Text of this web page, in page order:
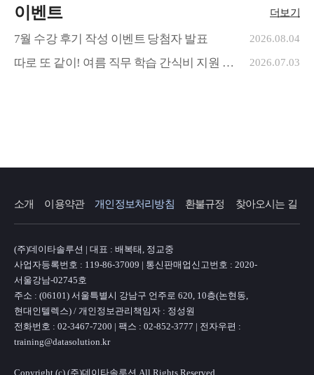
이벤트 더보기
7월 수강 후기 작성 이벤트 당첨자 발표 2026.08.04
따로 또 같이! 여름 직무 학습 간식비 지원 이
2026.07.03
소개 이용약관 개인정보처리방침 환불규정 찾아오시는 길
(주)데이타솔루션 | 대표 : 배복태, 정교중
사업자등록번호 : 119-86-37009 | 통신판매업신고번호 : 2020-
서울강남-02745호
주소 : (06101) 서울특별시 강남구 언주로 620, 10층(논현동,
현대인텔렉스) / 개인정보관리책임자 : 정성원
전화번호 : 02-3467-7200 | 팩스 : 02-852-3777 | 전자우편 :
training@datasolution.kr
Copyright (c) (주)데이타솔루션 All Rights Reserved.